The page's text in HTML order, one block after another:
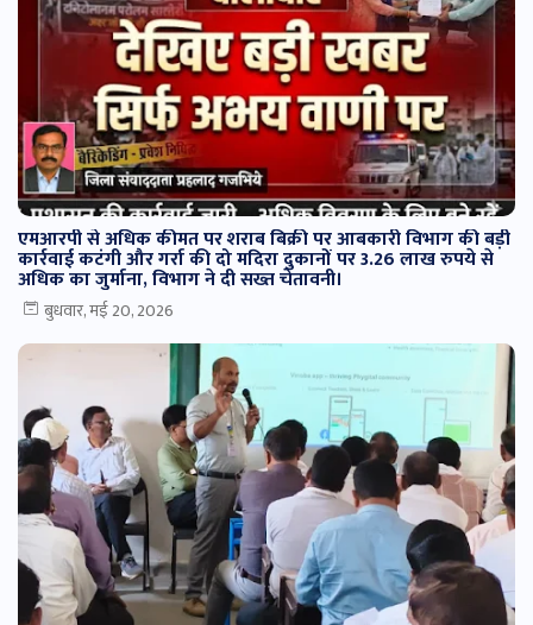
एमआरपी से अधिक कीमत पर शराब बिक्री पर आबकारी विभाग की बड़ी
कार्रवाई कटंगी और गर्रा की दो मदिरा दुकानों पर 3.26 लाख रुपये से
अधिक का जुर्माना, विभाग ने दी सख्त चेतावनी।
बुधवार, मई 20, 2026